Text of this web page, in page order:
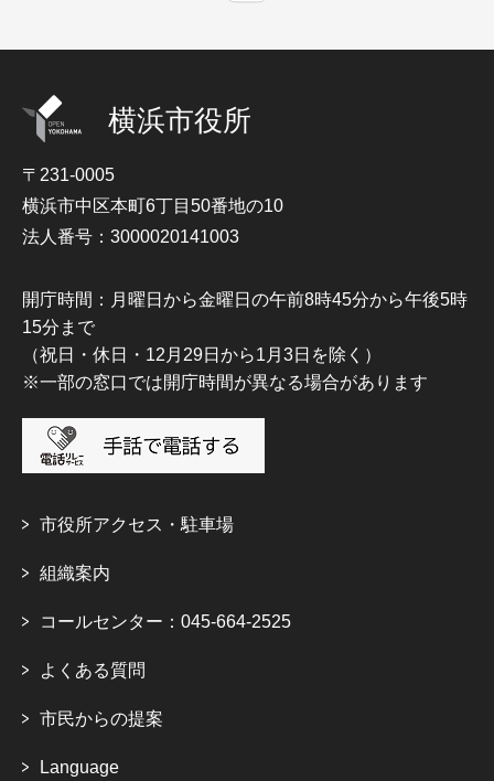
横浜市役所
〒231-0005
横浜市中区本町6丁目50番地の10
法人番号：3000020141003
開庁時間：月曜日から金曜日の午前8時45分から午後5時
15分まで
（祝日・休日・12月29日から1月3日を除く）
※一部の窓口では開庁時間が異なる場合があります
市役所アクセス・駐車場
組織案内
コールセンター：045-664-2525
よくある質問
市民からの提案
Language